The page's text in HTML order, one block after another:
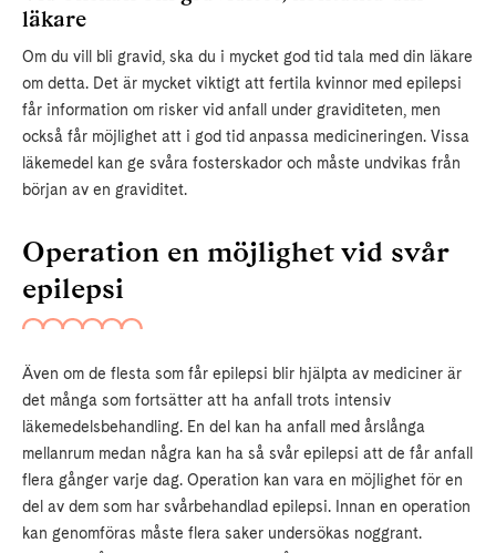
läkare
Om du vill bli gravid, ska du i mycket god tid tala med din läkare
om detta. Det är mycket viktigt att fertila kvinnor med epilepsi
får information om risker vid anfall under graviditeten, men
också får möjlighet att i god tid anpassa medicineringen. Vissa
läkemedel kan ge svåra fosterskador och måste undvikas från
början av en graviditet.
Operation en möjlighet vid svår
epilepsi
Även om de flesta som får epilepsi blir hjälpta av mediciner är
det många som fortsätter att ha anfall trots intensiv
läkemedelsbehandling. En del kan ha anfall med årslånga
mellanrum medan några kan ha så svår epilepsi att de får anfall
flera gånger varje dag. Operation kan vara en möjlighet för en
del av dem som har svårbehandlad epilepsi. Innan en operation
kan genomföras måste flera saker undersökas noggrant.